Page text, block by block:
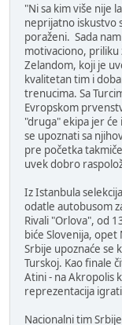
"Ni sa kim više nije
neprijatno iskustvo
poraženi. Sada
motivaciono, priliku
Zelandom, koji je
kvalitetan tim i
trenucima. Sa
Evropskom
"druga" ekipa jer
se upoznati sa
pre početka
uvek dobro
Iz Istanbula
odatle autobusom
Rivali "Orlova", od
biće Slovenija, opet
Srbije upoznaće se
Turskoj. Kao finale
Atini - na Akropolis
reprezentacija
Nacionalni tim